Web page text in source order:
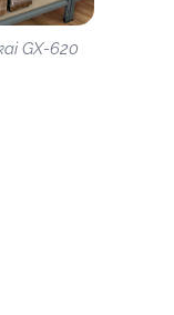
GX-620